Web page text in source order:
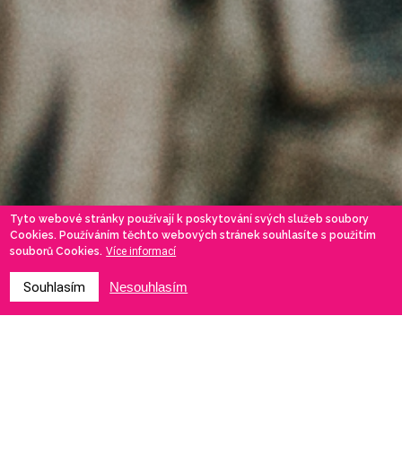
Tyto webové stránky používají k poskytování svých služeb soubory
Cookies. Používáním těchto webových stránek souhlasíte s použitím
souborů Cookies. Více informací
Souhlasím Nesouhlasím